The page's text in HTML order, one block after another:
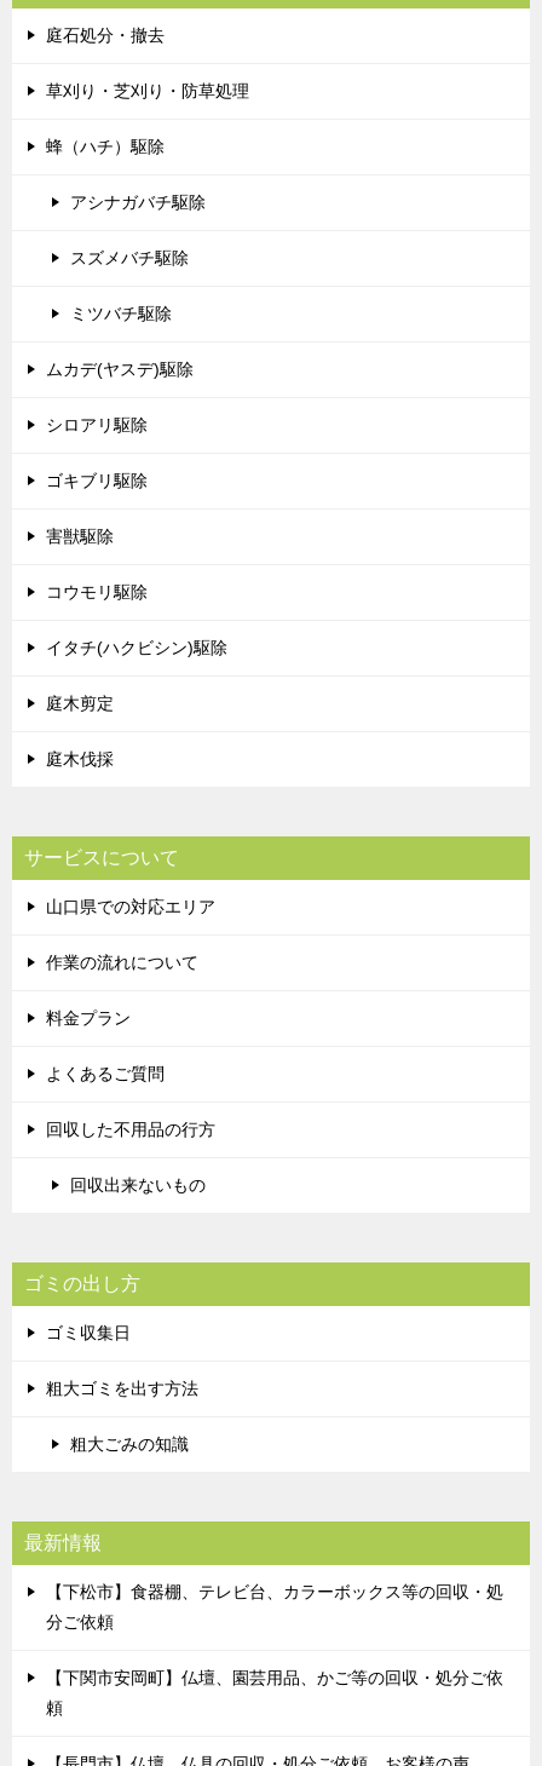
庭石処分・撤去
草刈り・芝刈り・防草処理
蜂（ハチ）駆除
アシナガバチ駆除
スズメバチ駆除
ミツバチ駆除
ムカデ(ヤスデ)駆除
シロアリ駆除
ゴキブリ駆除
害獣駆除
コウモリ駆除
イタチ(ハクビシン)駆除
庭木剪定
庭木伐採
サービスについて
山口県での対応エリア
作業の流れについて
料金プラン
よくあるご質問
回収した不用品の行方
回収出来ないもの
ゴミの出し方
ゴミ収集日
粗大ゴミを出す方法
粗大ごみの知識
最新情報
【下松市】食器棚、テレビ台、カラーボックス等の回収・処
分ご依頼
【下関市安岡町】仏壇、園芸用品、かご等の回収・処分ご依
頼